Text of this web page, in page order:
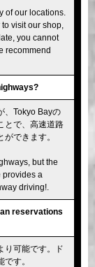
of our locations.
visit our shop,
you cannot
recommend
、Tokyo Bayの
とで、高速道路
できます。
but the
provides a
driving!.
reservations
り可能です。ド
す。